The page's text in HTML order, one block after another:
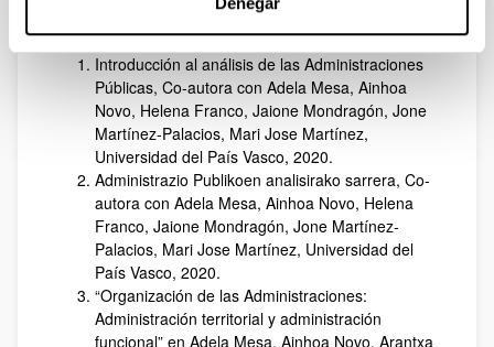
Publicaciones recientes (desde 2018)
Introducción al análisis de las Administraciones
Públicas, Co-autora con Adela Mesa, Ainhoa
Novo, Helena Franco, Jaione Mondragón, Jone
Martínez-Palacios, Mari Jose Martínez,
Universidad del País Vasco, 2020.
Administrazio Publikoen analisirako sarrera, Co-
autora con Adela Mesa, Ainhoa Novo, Helena
Franco, Jaione Mondragón, Jone Martínez-
Palacios, Mari Jose Martínez, Universidad del
País Vasco, 2020.
“Organización de las Administraciones:
Administración territorial y administración
funcional” en Adela Mesa, Ainhoa Novo, Arantxa